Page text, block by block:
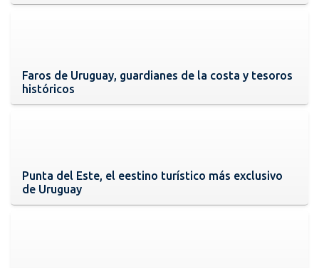
Faros de Uruguay, guardianes de la costa y tesoros
históricos
Punta del Este, el eestino turístico más exclusivo
de Uruguay